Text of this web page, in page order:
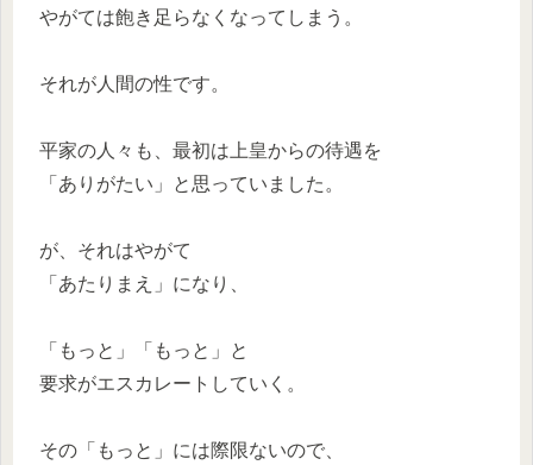
やがては飽き足らなくなってしまう。
それが人間の性です。
平家の人々も、最初は上皇からの待遇を
「ありがたい」と思っていました。
が、それはやがて
「あたりまえ」になり、
「もっと」「もっと」と
要求がエスカレートしていく。
その「もっと」には際限ないので、